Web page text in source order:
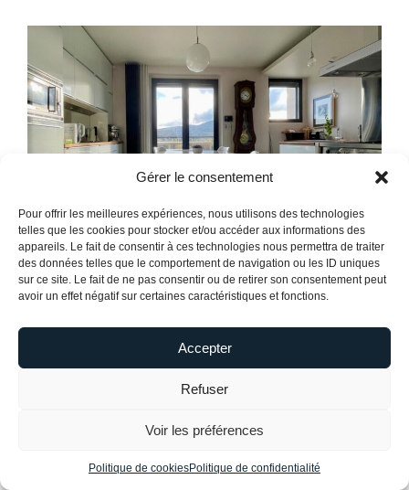
Gérer le consentement
Pour offrir les meilleures expériences, nous utilisons des technologies
telles que les cookies pour stocker et/ou accéder aux informations des
appareils. Le fait de consentir à ces technologies nous permettra de traiter
des données telles que le comportement de navigation ou les ID uniques
sur ce site. Le fait de ne pas consentir ou de retirer son consentement peut
avoir un effet négatif sur certaines caractéristiques et fonctions.
Accepter
Refuser
Voir les préférences
Politique de cookiesPolitique de confidentialité